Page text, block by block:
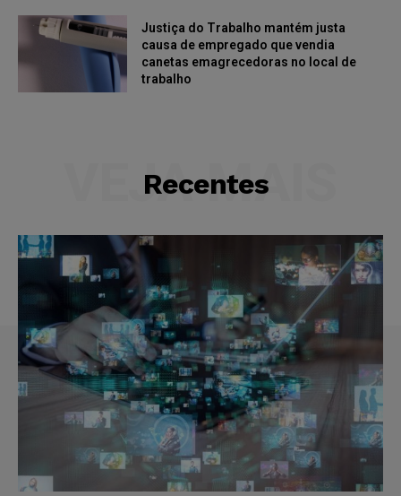
Justiça do Trabalho mantém justa
causa de empregado que vendia
canetas emagrecedoras no local de
trabalho
Recentes
VEJA MAIS